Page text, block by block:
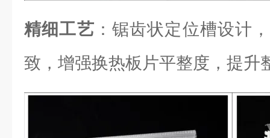
精细工艺 ：锯齿状定位槽设计
致，增强换热板片平整度，提升